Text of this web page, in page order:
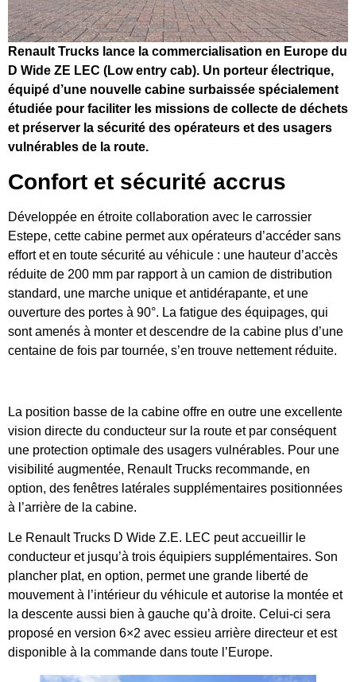
Renault Trucks lance la commercialisation en Europe du
D Wide ZE LEC (Low entry cab). Un porteur électrique,
équipé d’une nouvelle cabine surbaissée spécialement
étudiée pour faciliter les missions de collecte de déchets
et préserver la sécurité des opérateurs et des usagers
vulnérables de la route.
Confort et sécurité accrus
Développée en étroite collaboration avec le carrossier
Estepe, cette cabine permet aux opérateurs d’accéder sans
effort et en toute sécurité au véhicule : une hauteur d’accès
réduite de 200 mm par rapport à un camion de distribution
standard, une marche unique et antidérapante, et une
ouverture des portes à 90°. La fatigue des équipages, qui
sont amenés à monter et descendre de la cabine plus d’une
centaine de fois par tournée, s’en trouve nettement réduite.
La position basse de la cabine offre en outre une excellente
vision directe du conducteur sur la route et par conséquent
une protection optimale des usagers vulnérables. Pour une
visibilité augmentée, Renault Trucks recommande, en
option, des fenêtres latérales supplémentaires positionnées
à l’arrière de la cabine.
Le Renault Trucks D Wide Z.E. LEC peut accueillir le
conducteur et jusqu’à trois équipiers supplémentaires. Son
plancher plat, en option, permet une grande liberté de
mouvement à l’intérieur du véhicule et autorise la montée et
la descente aussi bien à gauche qu’à droite. Celui-ci sera
proposé en version 6×2 avec essieu arrière directeur et est
disponible à la commande dans toute l’Europe.